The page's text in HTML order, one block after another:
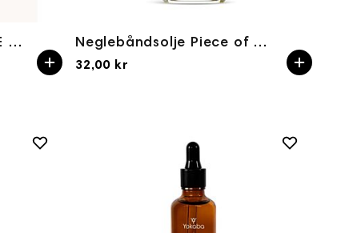
Neglebåndsolje ORANGE hand&body 50ml Yokaba Neglebåndsolje Piece of Fruit Mango 5ml
32,00 kr